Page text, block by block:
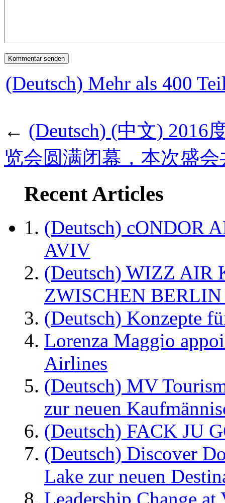
(Deutsch) Mehr als 400
← (Deutsch) (中文) 2016
览会圆满闭幕，本次盛
Recent Articles
(Deutsch) cONDOR
AVIV
(Deutsch) WIZZ AIR
ZWISCHEN
(Deutsch) Konzepte
Lorenza Maggio
Airlines
(Deutsch) MV
zur neuen
(Deutsch) FACK JU
(Deutsch) Discover
Lake zur neuen